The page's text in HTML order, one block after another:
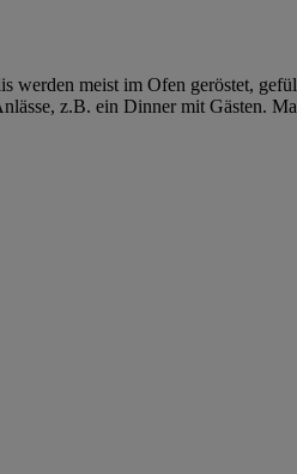
meist im Ofen geröstet,
z.B. ein Dinner mit Gästen.